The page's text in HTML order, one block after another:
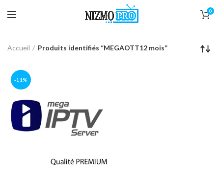
0
Accueil Produits identifiés “MEGAOTT12 mois”
-11%